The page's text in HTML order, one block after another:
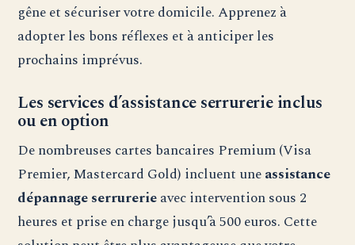
gêne et sécuriser votre domicile. Apprenez à
adopter les bons réflexes et à anticiper les
prochains imprévus.
Les services d’assistance serrurerie inclus
ou en option
De nombreuses cartes bancaires Premium (Visa
Premier, Mastercard Gold) incluent uneassistance
dépannage serrurerieavec intervention sous 2
heures et prise en charge jusqu’à 500 euros. Cette